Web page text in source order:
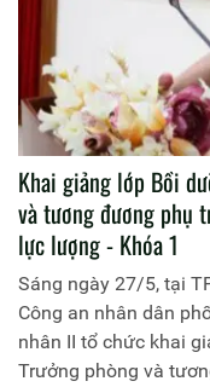
Khai giảng lớp Bồi
và tương đương phụ
lực lượng - Khóa 1
Sáng ngày 27/5, tại
Công an nhân dân
nhân II tổ chức khai
Trưởng phòng và